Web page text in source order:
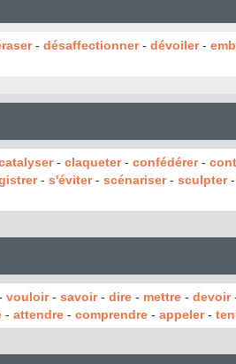
- désaffectionner- dévoiler-
- claqueter- confédérer-
- s'éviter- scénariser- sculpter-
vouloir- savoir- dire - mettre - devoir
- attendre - comprendre - appeler-